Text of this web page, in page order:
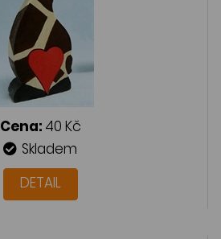
Cena: 40 Kč
Skladem
DETAIL